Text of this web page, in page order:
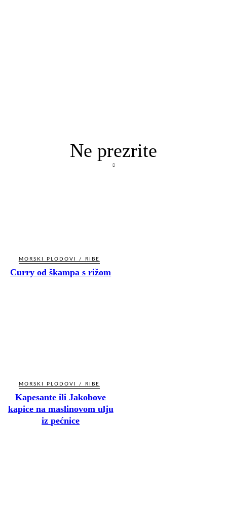
Ne prezrite
MORSKI PLODOVI / RIBE
Curry od škampa s rižom
MORSKI PLODOVI / RIBE
Kapesante ili Jakobove
kapice na maslinovom ulju
iz pećnice